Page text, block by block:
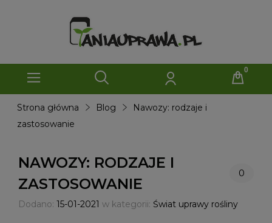
Strona główna Blog
Nawozy: rodzaje i
zastosowanie
NAWOZY: RODZAJE I
ZASTOSOWANIE
0
Dodano: 15-01-2021 w kategorii: Świat uprawy rośliny